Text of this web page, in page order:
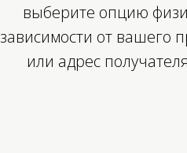
выберите опцию
зависимости от вашего
или адрес
Контакты
Если у вас есть
рекомендации,
Мы будем рады вам